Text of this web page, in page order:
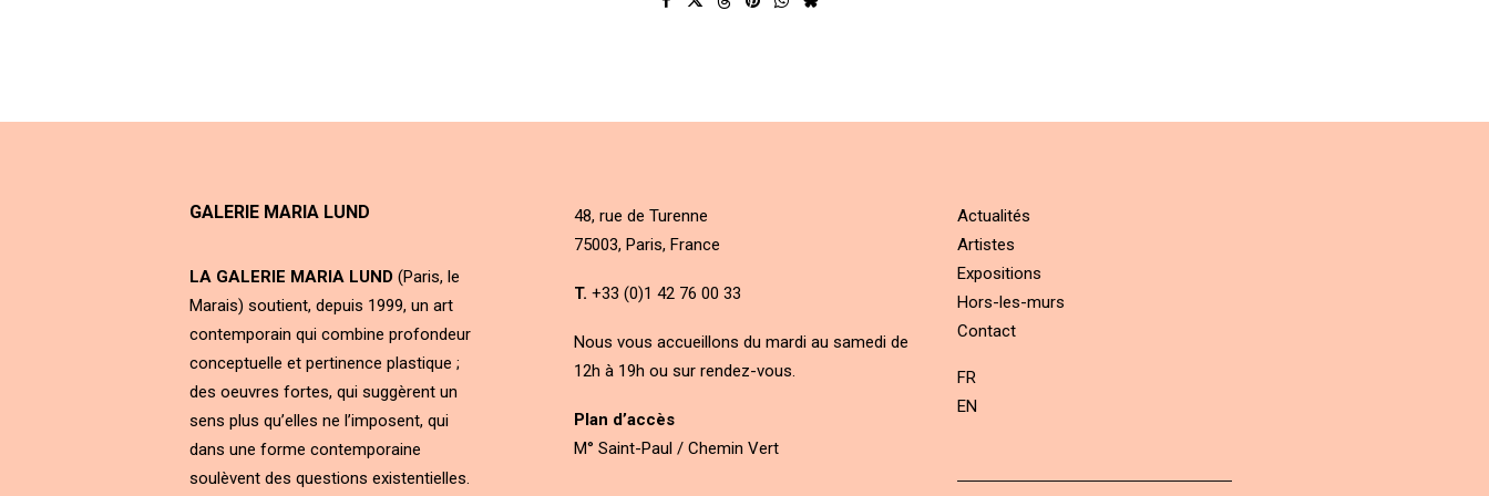
GALERIE MARIA LUND
LA GALERIE MARIA LUND (Paris, le
Marais) soutient, depuis 1999, un art
contemporain qui combine profondeur
conceptuelle et pertinence plastique ;
des oeuvres fortes, qui suggèrent un
sens plus qu’elles ne l’imposent, qui
dans une forme contemporaine
soulèvent des questions existentielles.
48, rue de Turenne
75003, Paris, France
T. +33 (0)1 42 76 00 33
Nous vous accueillons du mardi au samedi de
12h à 19h ou sur rendez-vous.
Plan d’accès
M° Saint-Paul / Chemin Vert
Actualités
Artistes
Expositions
Hors-les-murs
Contact
FR
EN